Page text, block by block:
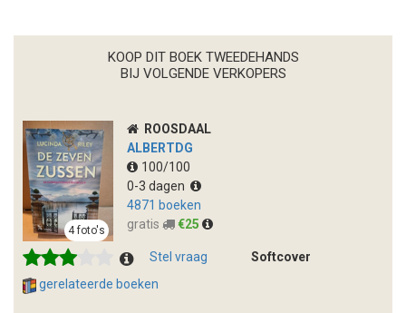
KOOP DIT BOEK TWEEDEHANDS
BIJ VOLGENDE VERKOPERS
ROOSDAAL
ALBERTDG
100/100
0-3 dagen
4871 boeken
gratis
€25
4 foto's
Stel vraag
Softcover
gerelateerde boeken